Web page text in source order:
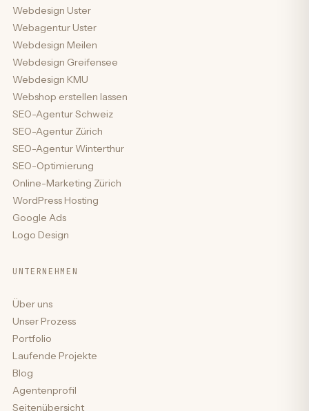
Webdesign Uster
Webagentur Uster
Webdesign Meilen
Webdesign Greifensee
Webdesign KMU
Webshop erstellen lassen
SEO-Agentur Schweiz
SEO-Agentur Zürich
SEO-Agentur Winterthur
SEO-Optimierung
Online-Marketing Zürich
WordPress Hosting
Google Ads
Logo Design
UNTERNEHMEN
Über uns
Unser Prozess
Portfolio
Laufende Projekte
Blog
Agentenprofil
Seitenübersicht